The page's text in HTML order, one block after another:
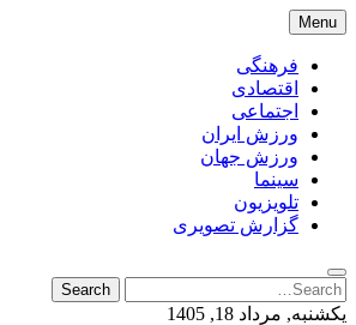
Skip
to
content
Menu
فرهنگی
اقتصادی
اجتماعی
ورزش ایران
ورزش جهان
سینما
تلویزیون
گزارش تصویری
Search
for:
Search
یکشنبه, مرداد 18, 1405